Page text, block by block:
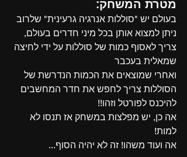
מטרת המשחק:
בעולם יש "סוללות אנרגיה גרעינית" שלרוב
ניתן למצוא אותן בכל מיני חדרים בעולם,
צריך לאסוף כמות של סוללות על ידי לחיצה
שמאלית בעכבר
ואחרי שמוצאים את הכמות הנדרשת של
הסוללות צריך לחפש את חדר המחשבים
להיכנס לפורטל וזהו!!
אה כן, יש מפלצות במשחק אז תנסו לא
למות!
אה ועוד משהו! זה לא יהיה הסוף...